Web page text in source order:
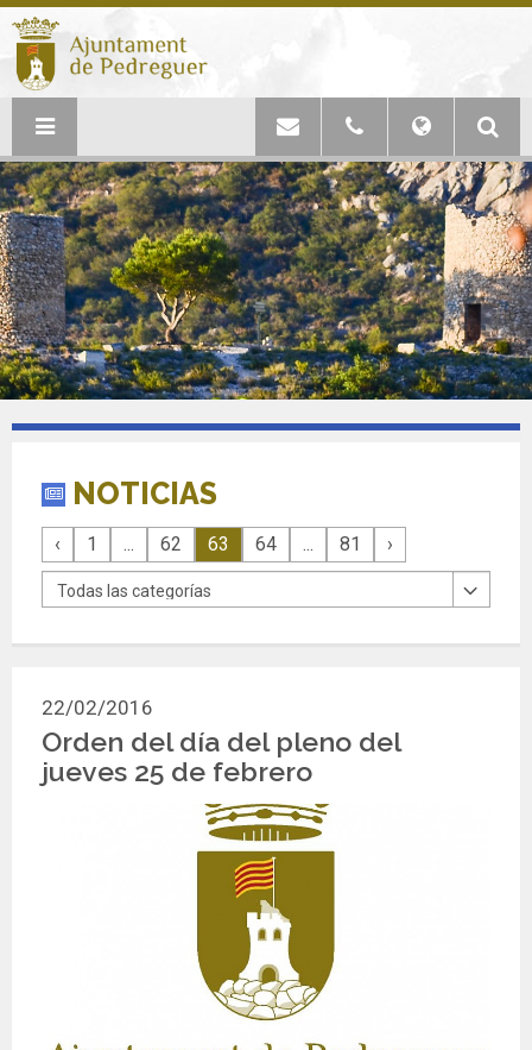
NOTICIAS
‹ 1 ... 62 63 64 ... 81 ›
22/02/2016
Orden del día del pleno del
jueves 25 de febrero